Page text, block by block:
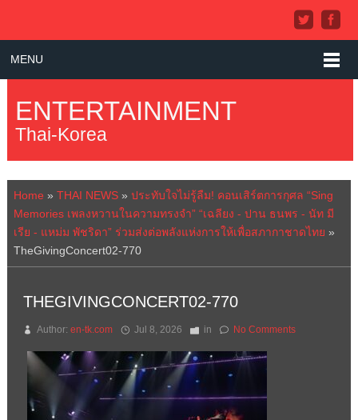
MENU
ENTERTAINMENT
Thai-Korea
Home » THAI NEWS» ประทับใจไม่รู้ลืม! คอนเสิร์ตการกุศล “Sing
Memories เพลงหวานในความทรงจำ” “เฉลียง - ปาน ธนพร - นัท มี
เรีย - แหม่ม พัชริดา” ร่วมส่งต่อพลังแห่งการให้เพื่อสภากาชาดไทย »
TheGivingConcert02-770
THEGIVINGCONCERT02-770
Author: en-tk.com Jul 8, 2026 in No Comments